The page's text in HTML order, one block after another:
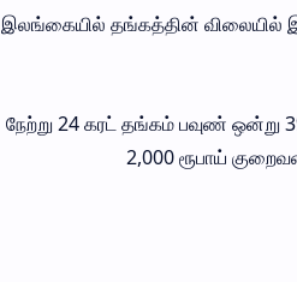
இலங்கையில் தங்கத்தின் விலையில்
நேற்று 24 கரட் தங்கம் பவுண் ஒன்று
2,000 ரூபாய்